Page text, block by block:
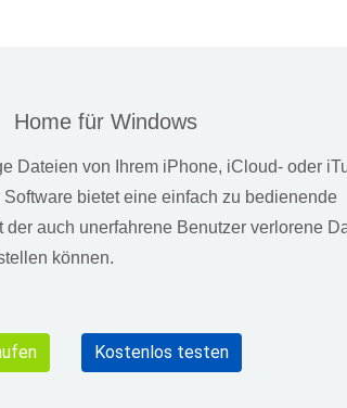
Home für Windows
Dateien von Ihrem iPhone, iCloud- oder
bietet eine einfach zu bedienende
der auch unerfahrene Benutzer verlorene
können.
Kostenlos testen